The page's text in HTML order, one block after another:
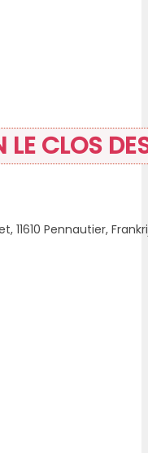
CLOS
11610 Pennautier,